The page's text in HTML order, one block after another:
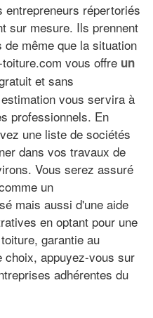
répertoriés
sur mesure. Ils prennent
même que la situation
vous offre un
et sans
vous servira à
professionnels. En
une liste de sociétés
dans vos travaux de
Vous serez assuré
un
mais aussi d'une aide
en optant pour une
garantie au
appuyez-vous sur
adhérentes du